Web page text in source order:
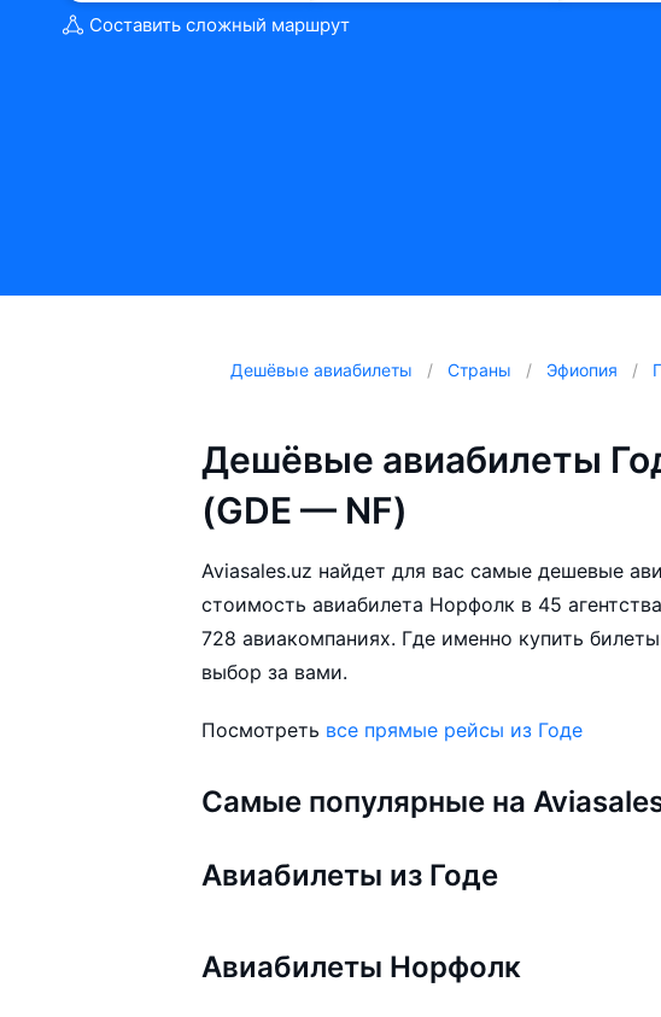
Составить сложный маршрут
Дешёвые авиабилеты Страны Эфиопия
Дешёвые авиабилеты
(GDE — NF)
Aviasales.uz найдет для вас самые дешевые
стоимость авиабилета Норфолк в 45
728 авиакомпаниях. Где именно купить
выбор за вами.
Посмотреть все прямые рейсы из Годе
Самые популярные на
Авиабилеты из Годе
Авиабилеты Норфолк